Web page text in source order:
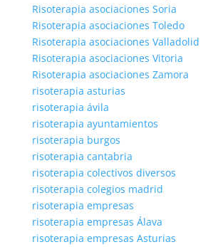
Risoterapia asociaciones Soria
Risoterapia asociaciones Toledo
Risoterapia asociaciones Valladolid
Risoterapia asociaciones Vitoria
Risoterapia asociaciones Zamora
risoterapia asturias
risoterapia ávila
risoterapia ayuntamientos
risoterapia burgos
risoterapia cantabria
risoterapia colectivos diversos
risoterapia colegios madrid
risoterapia empresas
risoterapia empresas Álava
risoterapia empresas Asturias